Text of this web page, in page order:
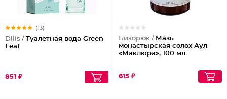
(13)
Dilis / Туалетная вода Green
Leaf
851 ₽
Бизорюк / Мазь
монастырская солох Аул
«Маклюра», 100 мл.
615 ₽